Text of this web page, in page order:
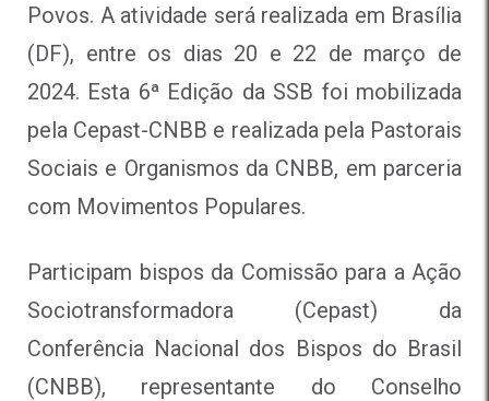
Povos. A atividade será realizada em Brasília
(DF), entre os dias 20 e 22 de março de
2024. Esta 6ª Edição da SSB foi mobilizada
pela Cepast-CNBB e realizada pela Pastorais
Sociais e Organismos da CNBB, em parceria
com Movimentos Populares.
Participam bispos da Comissão para a Ação
Sociotransformadora (Cepast) da
Conferência Nacional dos Bispos do Brasil
(CNBB), representante do Conselho